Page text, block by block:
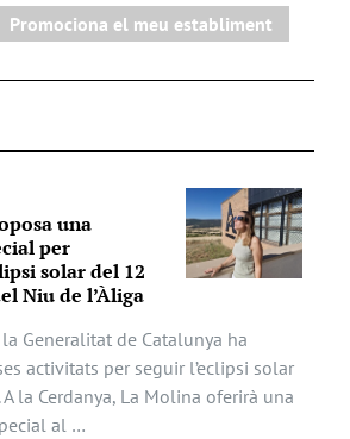
Promociona el meu establiment
una
per
solar del 12
Niu de l’Àliga
Generalitat de Catalunya ha
activitats per seguir l’eclipsi solar
A la Cerdanya, La Molina oferirà una
al …